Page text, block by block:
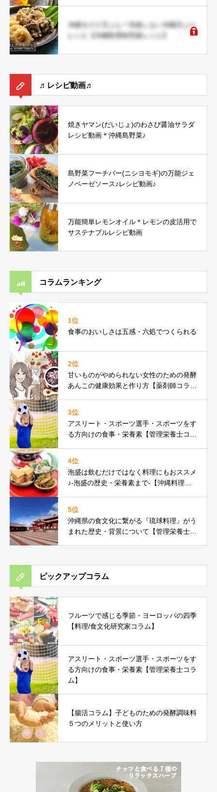
沖縄モズク天ぷら＊失敗しない沖縄天ぷら
レシピ【沖縄料理研究家レシピ】
♬レシピ動画♬
焼きヤマン(だいじょ)のわさび醤油サラダ
レシピ動画＊沖縄島野菜♪
島野菜フーチバー(ニシヨモギ)の万能ジェ
ノベーゼソース♪レシピ動画♪
万能簡単レモンオイル＊レモンの皮活用で
サステナブルレシピ動画
コラムランキング
1位
食事のおいしさは五感・六処でつくられる
2位
甘いものがやめられない女性のための発酵
あんこの健康効果と作り方【薬剤師コラ
3位
アスリート・スポーツ選手・スポーツをす
る方向けの食事・栄養素【管理栄養士コラ
4位
泡盛は飲むだけではなく料理にもおススメ
♪-泡盛の歴史・栄養素まで-【沖縄料理研
5位
沖縄県の食文化に繋がる『琉球料理』がう
まれた歴史・背景について【管理栄養士コ
ピックアップコラム
フルーツで感じる季節・ヨーロッパの四季
【料理/食文化研究家コラム】
アスリート・スポーツ選手・スポーツをす
る方向けの食事・栄養素【管理栄養士コラ
ム】
【腸活コラム】子どものための発酵調味料
５つのメリットと使い方